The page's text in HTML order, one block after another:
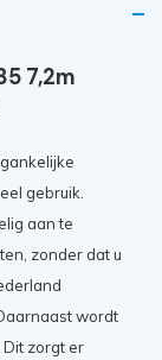
7,2m
gebruik.
aan te
zonder dat u
wordt
zorgt er